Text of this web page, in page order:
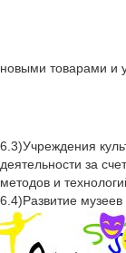
новыми товарами и
6.3)Учреждения
деятельности за
методов и
6.4)Развитие